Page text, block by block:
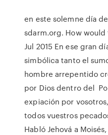
en este solemne día
sdarm.org. How
Jul 2015 En ese gran
simbólica tanto el
hombre arrepentido
por Dios dentro del
expiación por
todos vuestros
Habló Jehová a